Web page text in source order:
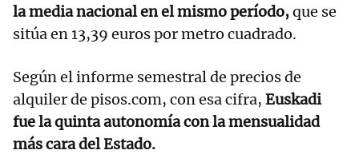
la media nacional en el mismo período,que se
sitúa en 13,39 euros por metro cuadrado.
Según el informe semestral de precios de
alquiler de pisos.com, con esa cifra, Euskadi
fue la quinta autonomía con la mensualidad
más cara del Estado.